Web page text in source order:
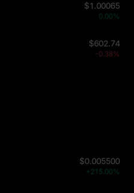
$1.00065
0.00%
$602.74
-0.38%
$0.005500
+215.00%